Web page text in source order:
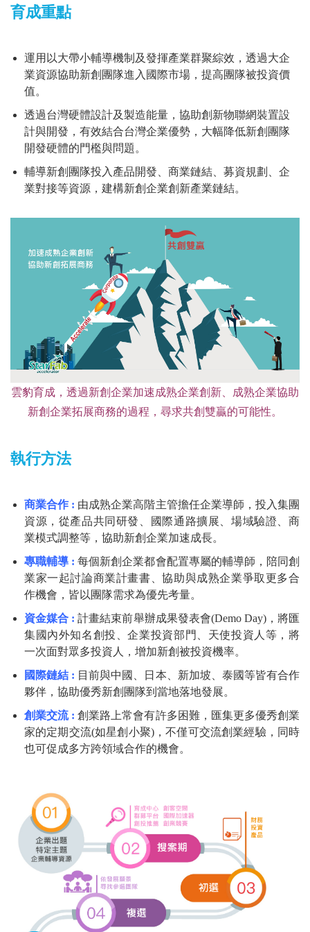
育成重點
運用以大帶小輔導機制及發揮產業群聚綜效，透過大企
業資源協助新創團隊進入國際市場，提高團隊被投資價
值。
透過台灣硬體設計及製造能量，協助創新物聯網裝置設
計與開發，有效結合台灣企業優勢，大幅降低新創團隊
開發硬體的門檻與問題。
輔導新創團隊投入產品開發、商業鏈結、募資規劃、企
業對接等資源，建構新創企業創新產業鏈結。
雲豹育成，透過新創企業加速成熟企業創新、成熟企業協助
新創企業拓展商務的過程，尋求共創雙贏的可能性。
執行方法
商業合作 : 由成熟企業高階主管擔任企業導師，投入集團
資源，從產品共同研發、國際通路擴展、場域驗證、商
業模式調整等，協助新創企業加速成長。
專職輔導 : 每個新創企業都會配置專屬的輔導師，陪同創
業家一起討論商業計畫書、協助與成熟企業爭取更多合
作機會，皆以團隊需求為優先考量。
資金媒合 : 計畫結束前舉辦成果發表會(Demo Day)，將匯
集國內外知名創投、企業投資部門、天使投資人等，將
一次面對眾多投資人，增加新創被投資機率。
國際鏈結 : 目前與中國、日本、新加坡、泰國等皆有合作
夥伴，協助優秀新創團隊到當地落地發展。
創業交流 : 創業路上常會有許多困難，匯集更多優秀創業
家的定期交流(如星創小聚)，不僅可交流創業經驗，同時
也可促成多方跨領域合作的機會。